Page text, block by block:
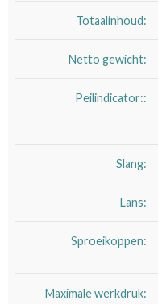
Totaalinhoud:
Netto gewicht:
Peilindicator::
Slang:
Lans:
Sproeikoppen:
Maximale werkdruk: